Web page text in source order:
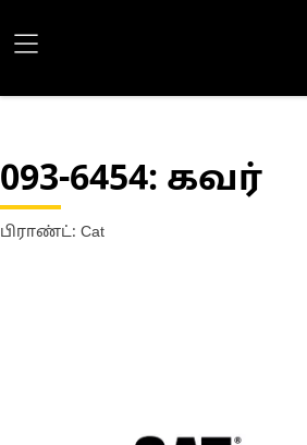
093-6454: கவர்
பிராண்ட்: Cat